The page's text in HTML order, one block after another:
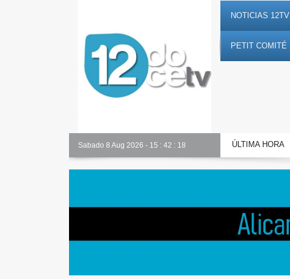
NOTICIAS 12TV
PETIT COMITÉ
Sabado 8 Aug 2026 - 15 : 42 : 19 ÚLTIMA HORA
Alicante Actualidad